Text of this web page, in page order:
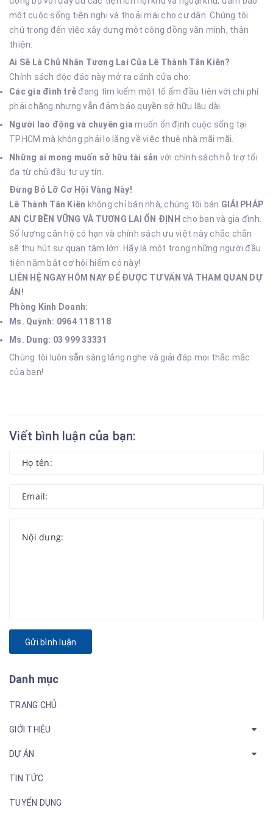
một cuộc sống tiện nghi và thoải mái cho cư dân. Chúng tôi
chú trọng đến việc xây dựng một cộng đồng văn minh, thân
thiện.
Ai Sẽ Là Chủ Nhân Tương Lai Của Lê Thành Tân Kiên?
Chính sách độc đáo này mở ra cánh cửa cho:
Các gia đình trẻ đang tìm kiếm một tổ ấm đầu tiên với chi phí
phải chăng nhưng vẫn đảm bảo quyền sở hữu lâu dài.
Người lao động và chuyên gia muốn ổn định cuộc sống tại
TP.HCM mà không phải lo lắng về việc thuê nhà mãi mãi.
Những ai mong muốn sở hữu tài sản với chính sách hỗ trợ tối
đa từ chủ đầu tư uy tín.
Đừng Bỏ Lỡ Cơ Hội Vàng Này!
Lê Thành Tân Kiên không chỉ bán nhà, chúng tôi bán GIẢI PHÁP
AN CƯ BỀN VỮNG VÀ TƯƠNG LAI ỔN ĐỊNH cho bạn và gia đình.
Số lượng căn hộ có hạn và chính sách ưu việt này chắc chắn
sẽ thu hút sự quan tâm lớn. Hãy là một trong những người đầu
tiên nắm bắt cơ hội hiếm có này!
LIÊN HỆ NGAY HÔM NAY ĐỂ ĐƯỢC TƯ VẤN VÀ THAM QUAN DỰ
ÁN!
Phòng Kinh Doanh:
Ms. Quỳnh: 0964 118 118
Ms. Dung: 03 999 33331
Chúng tôi luôn sẵn sàng lắng nghe và giải đáp mọi thắc mắc
của bạn!
Viết bình luận của bạn:
Gửi bình luận
Danh mục
TRANG CHỦ
GIỚI THIỆU
DỰ ÁN
TIN TỨC
TUYỂN DỤNG